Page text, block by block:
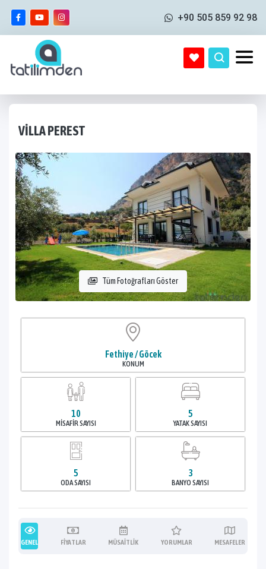
+90 505 859 92 98
VILLA PEREST
Tüm Fotoğrafları Göster
Fethiye / Göcek
KONUM
10
MISAFIR SAYISI
5
YATAK SAYISI
5
ODA SAYISI
3
BANYO SAYISI
GENEL FIYATLAR MÜSAITLIK YORUMLAR MESAFELER